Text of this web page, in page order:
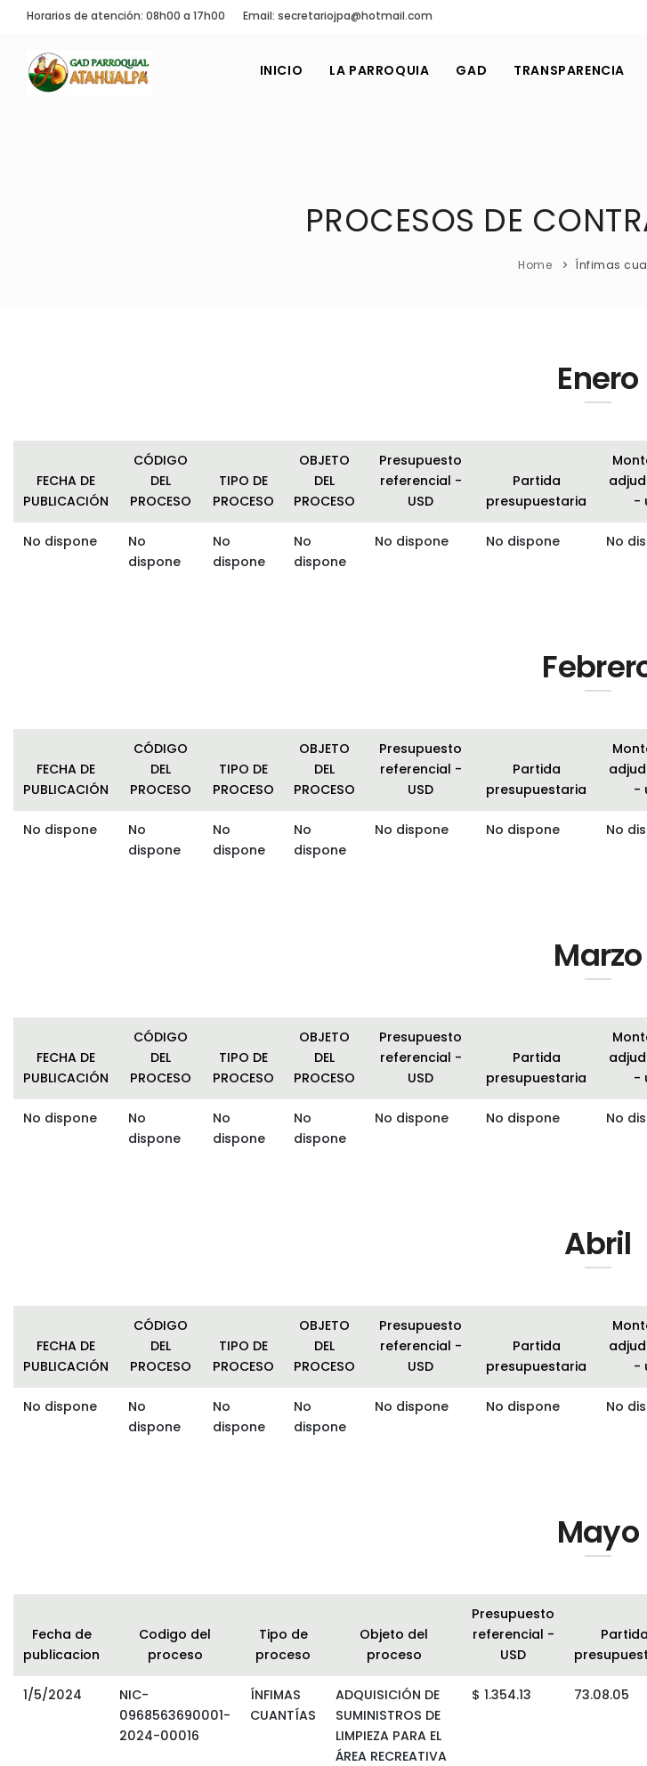
Horarios de atención: 08h00 a 17h00 Email: secretariojpa@hotmail.com
INICIO LA PARROQUIA GAD TRANSPARENCIA
PROCESOS DE
Home Ínfimas
Enero
FECHA DE
PUBLICACIÓN
CÓDIGO
DEL
PROCESO
TIPO DE
PROCESO
OBJETO
DEL
PROCESO
Presupuesto
referencial -
USD
Partida
presupuestaria
-
No dispone
No
dispone
No
dispone
No
dispone
No dispone No dispone No
FECHA DE
PUBLICACIÓN
CÓDIGO
DEL
PROCESO
TIPO DE
PROCESO
OBJETO
DEL
PROCESO
Presupuesto
referencial -
USD
Partida
presupuestaria
-
No dispone
No
dispone
No
dispone
No
dispone
No dispone No dispone No
Marzo
FECHA DE
PUBLICACIÓN
CÓDIGO
DEL
PROCESO
TIPO DE
PROCESO
OBJETO
DEL
PROCESO
Presupuesto
referencial -
USD
Partida
presupuestaria
-
No dispone
No
dispone
No
dispone
No
dispone
No dispone No dispone No
Abril
FECHA DE
PUBLICACIÓN
CÓDIGO
DEL
PROCESO
TIPO DE
PROCESO
OBJETO
DEL
PROCESO
Presupuesto
referencial -
USD
Partida
presupuestaria
-
No dispone
No
dispone
No
dispone
No
dispone
No dispone No dispone No
Mayo
Fecha de
publicacion
Codigo del
proceso
Tipo de
proceso
Objeto del
proceso
Presupuesto
referencial -
USD
Partida
1/5/2024
NIC-
0968563690001-
2024-00016
ÍNFIMAS
CUANTÍAS
ADQUISICIÓN DE
SUMINISTROS DE
LIMPIEZA PARA EL
ÁREA RECREATIVA
$ 1.354.13 73.08.05